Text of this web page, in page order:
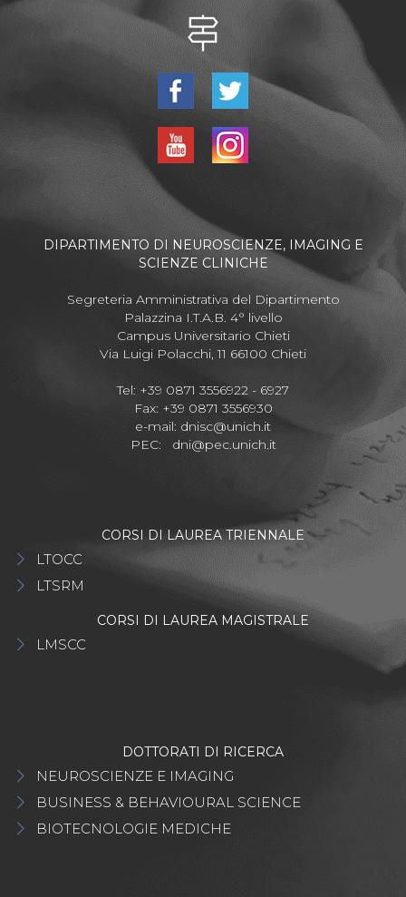
DIPARTIMENTO DI NEUROSCIENZE, IMAGING E
SCIENZE CLINICHE
Segreteria Amministrativa del Dipartimento
Palazzina I.T.A.B. 4° livello
Campus Universitario Chieti
Via Luigi Polacchi, 11 66100 Chieti
Tel: +39 0871 3556922 - 6927
Fax: +39 0871 3556930
e-mail: dnisc@unich.it
PEC: dni@pec.unich.it
CORSI DI LAUREA TRIENNALE
LTOCC
LTSRM
CORSI DI LAUREA MAGISTRALE
LMSCC
DOTTORATI DI RICERCA
NEUROSCIENZE E IMAGING
BUSINESS & BEHAVIOURAL SCIENCE
BIOTECNOLOGIE MEDICHE